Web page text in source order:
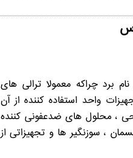
برد چراکه معمولا ترالی های
می شوند . چراکه تجهیزات واحد استفاده کننده از آن
، محلول های ضدعفونی کننده
، سوزنگیر ها و تجهیزاتی از